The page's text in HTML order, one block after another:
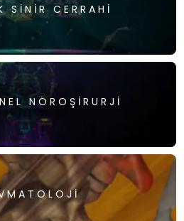
SINIR CERRAHI
NÖROŞIRURJI